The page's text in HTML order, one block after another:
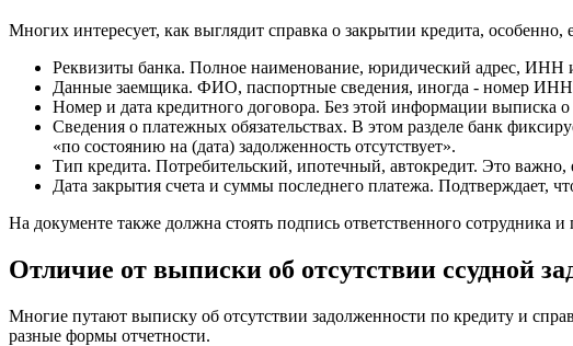
Многих интересует, как выглядит справка о закрытии кредита,
Реквизиты банка. Полное наименование, юридический адрес, ИНН
Данные заемщика. ФИО, паспортные сведения, иногда - номер ИНН
Номер и дата кредитного договора. Без этой информации выписка
Сведения о платежных обязательствах. В этом разделе банк
«по состоянию на (дата) задолженность отсутствует».
Тип кредита. Потребительский, ипотечный, автокредит. Это важно,
Дата закрытия счета и суммы последнего платежа. Подтверждает,
На документе также должна стоять подпись ответственного сотрудника
Отличие от выписки об отсутствии ссудной
Многие путают выписку об отсутствии задолженности по кредиту и
разные формы отчетности.